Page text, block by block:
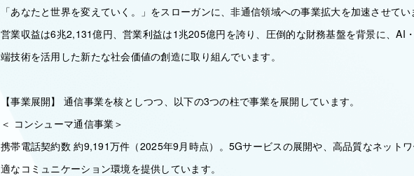
「あなたと世界を変えていく。」をスローガンに、非通信領域への事業拡大を加速させて
営業収益は6兆2,131億円、営業利益は1兆205億円を誇り、圧倒的な財務基盤を背景に、AI
端技術を活用した新たな社会価値の創造に取り組んでいます。
【事業展開】 通信事業を核としつつ、以下の3つの柱で事業を展開しています。
＜ コンシューマ通信事業＞
携帯電話契約数 約9,191万件（2025年9月時点）。5Gサービスの展開や、高品質なネット
適なコミュニケーション環境を提供しています。